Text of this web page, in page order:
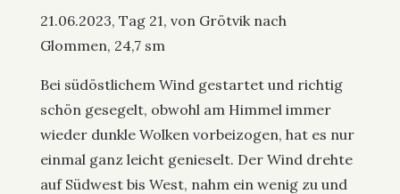
21.06.2023, Tag 21, von Grötvik nach
Glommen, 24,7 sm
Bei südöstlichem Wind gestartet und richtig
schön gesegelt, obwohl am Himmel immer
wieder dunkle Wolken vorbeizogen, hat es nur
einmal ganz leicht genieselt. Der Wind drehte
auf Südwest bis West, nahm ein wenig zu und